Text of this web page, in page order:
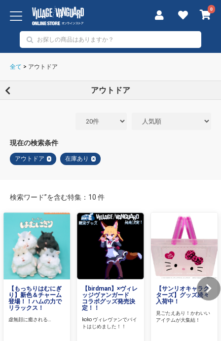
0
全て > アウトドア
アウトドア
現在の検索条件
アウトドア × 在庫あり ×
検索ワード”を含む特集：10 件
【もっちりはむにぎ
り】新色＆チャーム
登場！！ハムの力で
リラックス！
虚無顔に癒される…
【birdman】×ヴィレ
ッジヴァンガード
コラボグッズ発売決
定！！
koko ヴィレヴァンでバイ
トはじめました！！
【サンリオキャラク
ターズ】グッズ続々
入荷中！
見ごたえあり！かわいい
アイテムが大集結！